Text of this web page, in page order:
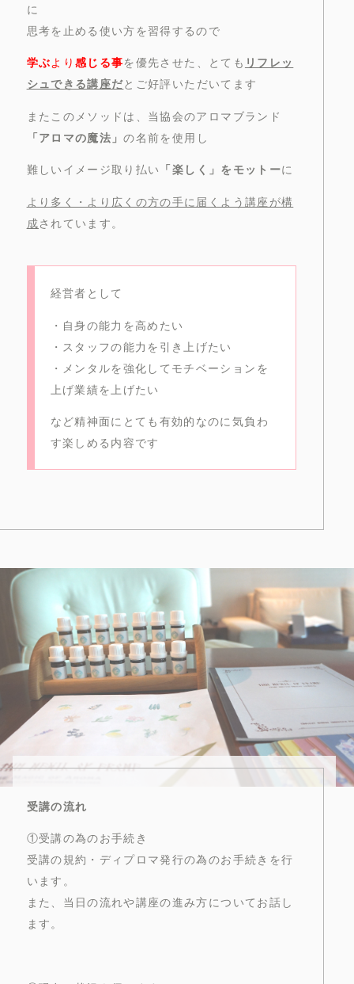
に
思考を止める使い方を習得するので
学ぶより 感じる事を優先させた、とても リフレッ
シュできる講座だとご好評いただいてます
またこのメソッドは、当協会のアロマブランド
「アロマの魔法」の名前を使用し
難しいイメージ取り払い 「楽しく」をモットーに
より多く・より広くの方の手に届くよう講座が構
成されています。
経営者として
・自身の能力を高めたい
・スタッフの能力を引き上げたい
・メンタルを強化してモチベーションを
上げ業績を上げたい
など精神面にとても有効的なのに気負わ
す楽しめる内容です
受講の流れ
①受講の為のお手続き
受講の規約・ディプロマ発行の為のお手続きを行
います。
また、当日の流れや講座の進み方についてお話し
ます。